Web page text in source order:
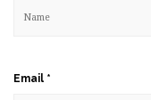
Email *